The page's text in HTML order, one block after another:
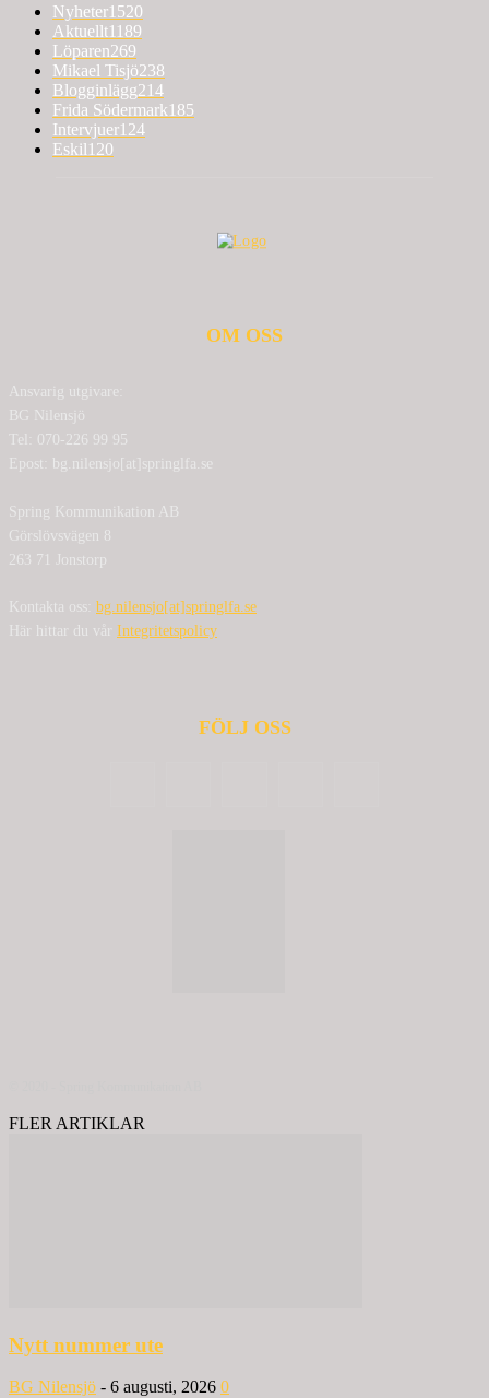
Nyheter1520
Aktuellt1189
Löparen269
Mikael Tisjö238
Blogginlägg214
Frida Södermark185
Intervjuer124
Eskil120
OM OSS
Ansvarig utgivare:
BG Nilensjö
Tel: 070-226 99 95
Epost: bg.nilensjo[at]springlfa.se
Spring Kommunikation AB
Görslövsvägen 8
263 71 Jonstorp
Kontakta oss: bg.nilensjo[at]springlfa.se
Här hittar du vår Integritetspolicy
FÖLJ OSS
FLER ARTIKLAR
Nytt nummer ute
BG Nilensjö - 6 augusti, 2026 0